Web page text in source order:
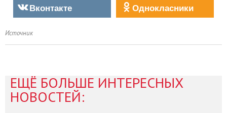
Вконтакте
Однокласники
Источник
ЕЩЁ БОЛЬШЕ ИНТЕРЕСНЫХ
НОВОСТЕЙ: